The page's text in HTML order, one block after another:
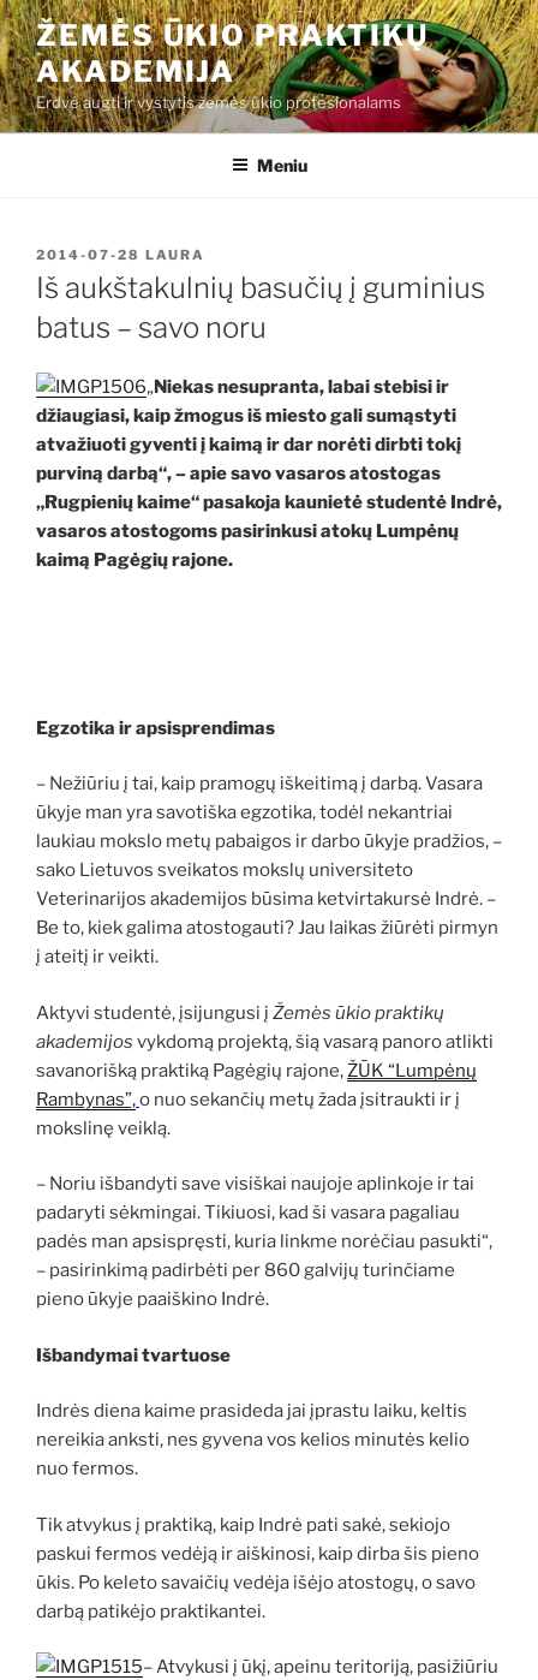
Eiti
prie
turinio
ŽEMĖS ŪKIO PRAKTIKŲ
AKADEMIJA
Erdvė augti ir vystytis žemės ūkio profesionalams
Meniu
PASKELBTA
2014-07-28 LAURA
Iš aukštakulnių basučių į guminius
batus – savo noru
„Niekas nesupranta, labai stebisi ir
džiaugiasi, kaip žmogus iš miesto gali sumąstyti
atvažiuoti gyventi į kaimą ir dar norėti dirbti tokį
purviną darbą“, – apie savo vasaros atostogas
„Rugpienių kaime“ pasakoja kaunietė studentė Indrė,
vasaros atostogoms pasirinkusi atokų Lumpėnų
kaimą Pagėgių rajone.
Egzotika ir apsisprendimas
– Nežiūriu į tai, kaip pramogų iškeitimą į darbą. Vasara
ūkyje man yra savotiška egzotika, todėl nekantriai
laukiau mokslo metų pabaigos ir darbo ūkyje pradžios, –
sako Lietuvos sveikatos mokslų universiteto
Veterinarijos akademijos būsima ketvirtakursė Indrė. –
Be to, kiek galima atostogauti? Jau laikas žiūrėti pirmyn
į ateitį ir veikti.
Aktyvi studentė, įsijungusi į Žemės ūkio praktikų
akademijos vykdomą projektą, šią vasarą panoro atlikti
savanorišką praktiką Pagėgių rajone,ŽŪK “Lumpėnų
Rambynas”,o nuo sekančių metų žada įsitraukti ir į
mokslinę veiklą.
– Noriu išbandyti save visiškai naujoje aplinkoje ir tai
padaryti sėkmingai. Tikiuosi, kad ši vasara pagaliau
padės man apsispręsti, kuria linkme norėčiau pasukti“,
– pasirinkimą padirbėti per 860 galvijų turinčiame
pieno ūkyje paaiškino Indrė.
Išbandymai tvartuose
Indrės diena kaime prasideda jai įprastu laiku, keltis
nereikia anksti, nes gyvena vos kelios minutės kelio
nuo fermos.
Tik atvykus į praktiką, kaip Indrė pati sakė, sekiojo
paskui fermos vedėją ir aiškinosi, kaip dirba šis pieno
ūkis. Po keleto savaičių vedėja išėjo atostogų, o savo
darbą patikėjo praktikantei.
– Atvykusi į ūkį, apeinu teritoriją, pasižiūriu